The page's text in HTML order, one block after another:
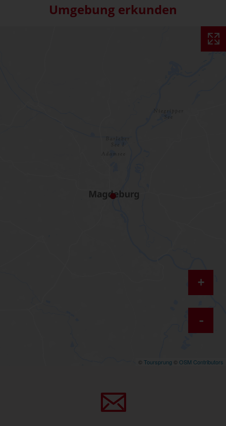
Umgebung erkunden
Interaktive Karte
+
-
© Toursprung © OSM Contributors